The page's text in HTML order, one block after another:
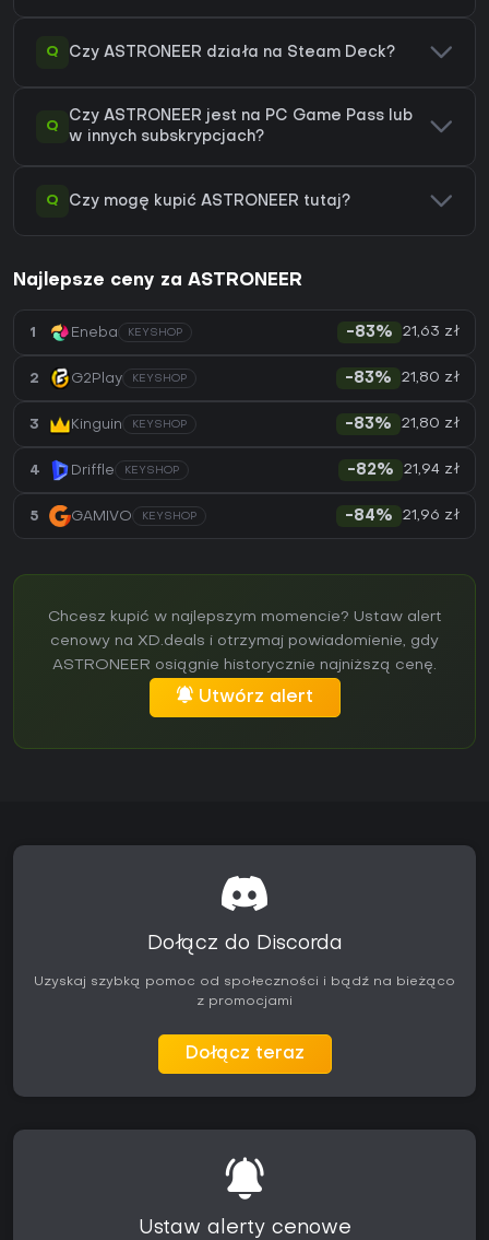
Q Czy ASTRONEER działa na Steam Deck?
Q
Czy ASTRONEER jest na PC Game Pass lub
w innych subskrypcjach?
Q Czy mogę kupić ASTRONEER tutaj?
Najlepsze ceny za ASTRONEER
1 Eneba KEYSHOP -83% 21,63 zł
2 G2Play KEYSHOP -83% 21,80 zł
3 Kinguin KEYSHOP -83% 21,80 zł
4 Driffle KEYSHOP -82% 21,94 zł
5 GAMIVO KEYSHOP -84% 21,96 zł
Chcesz kupić w najlepszym momencie? Ustaw alert
cenowy na XD.deals i otrzymaj powiadomienie, gdy
ASTRONEER osiągnie historycznie najniższą cenę.
Utwórz alert
Dołącz do Discorda
Uzyskaj szybką pomoc od społeczności i bądź na bieżąco
z promocjami
Dołącz teraz
Ustaw alerty cenowe